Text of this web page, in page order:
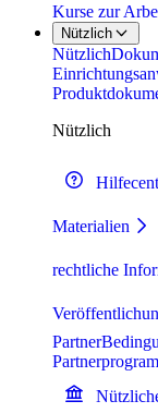
Kurse zur
Nützlich
Nützlich
Nützlich
Materialien
rechtliche
Partner